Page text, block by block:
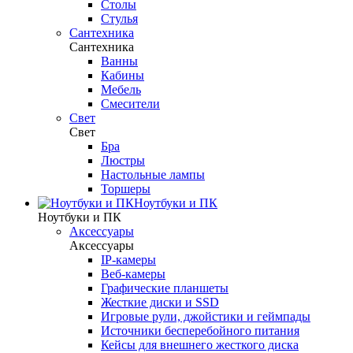
Столы
Стулья
Сантехника
Сантехника
Ванны
Кабины
Мебель
Смесители
Свет
Свет
Бра
Люстры
Настольные лампы
Торшеры
Ноутбуки и ПК
Ноутбуки и ПК
Аксессуары
Аксессуары
IP-камеры
Веб-камеры
Графические планшеты
Жесткие диски и SSD
Игровые рули, джойстики и геймпады
Источники бесперебойного питания
Кейсы для внешнего жесткого диска